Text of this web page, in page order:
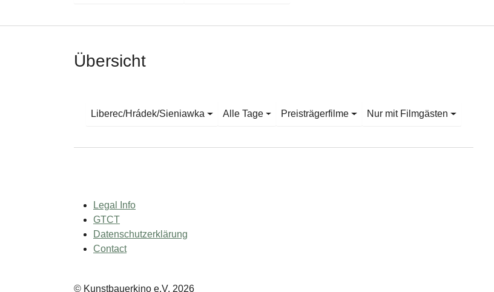
Übersicht
Liberec/Hrádek/Sieniawka Alle Tage Preisträgerfilme Nur mit Filmgästen
Legal Info
GTCT
Datenschutzerklärung
Contact
© Kunstbauerkino e.V. 2026